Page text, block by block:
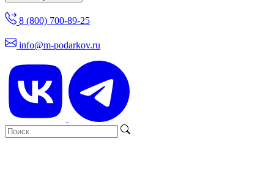
8 (800) 700-89-25
info@m-podarkov.ru